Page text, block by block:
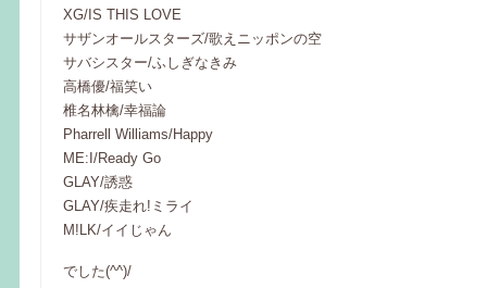
XG/IS THIS LOVE
サザンオールスターズ/歌えニッポンの空
サバシスター/ふしぎなきみ
高橋優/福笑い
椎名林檎/幸福論
Pharrell Williams/Happy
ME:I/Ready Go
GLAY/誘惑
GLAY/疾走れ!ミライ
M!LK/イイじゃん
でした(^^)/